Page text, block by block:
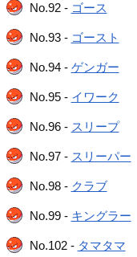
No.92 - ゴース
No.93 - ゴースト
No.94 - ゲンガー
No.95 - イワーク
No.96 - スリープ
No.97 - スリーパー
No.98 - クラブ
No.99 - キングラー
No.102 - タマタマ